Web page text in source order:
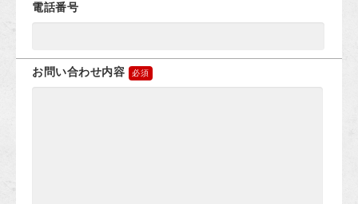
電話番号
お問い合わせ内容